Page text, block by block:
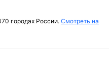
городах России. Смотреть на